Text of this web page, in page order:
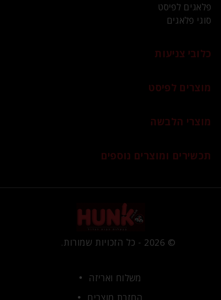
פלאגים לפיסט
סוגי פלאגים
כלובי צניעות
מוצרים לפיסט
מוצרי הלבשה
תכשירים ומוצרים נוספים
© 2026 - כל הזכויות שמורות.
משלוח ואריזה
החזרת מוצרים